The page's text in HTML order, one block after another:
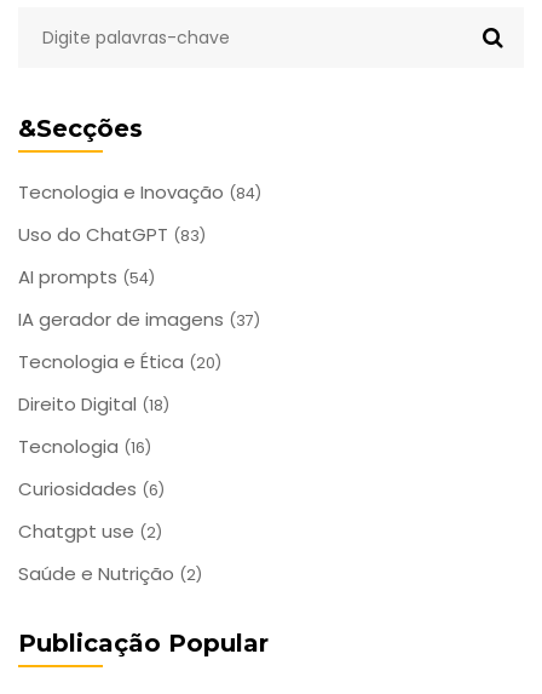
&Secções
Tecnologia e Inovação (84)
Uso do ChatGPT (83)
AI prompts (54)
IA gerador de imagens (37)
Tecnologia e Ética (20)
Direito Digital (18)
Tecnologia (16)
Curiosidades (6)
Chatgpt use (2)
Saúde e Nutrição (2)
Publicação Popular